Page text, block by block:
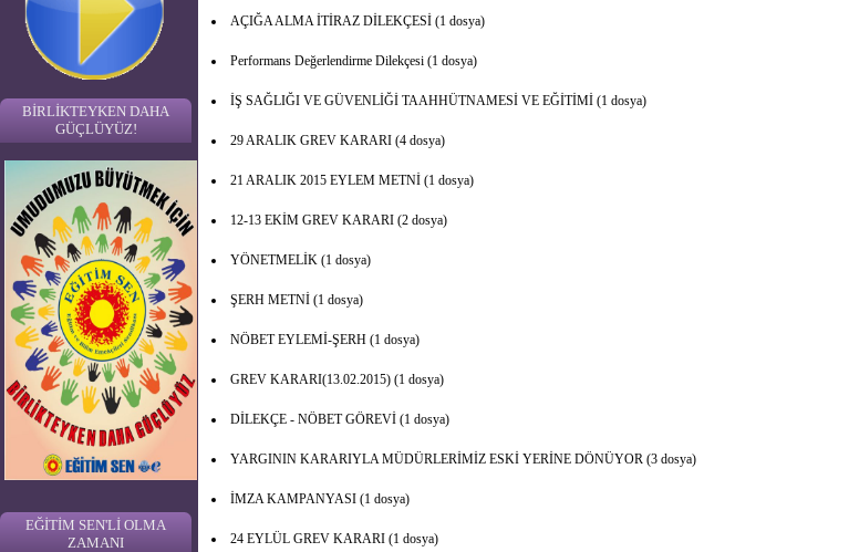
BİRLİKTEYKEN DAHA
GÜÇLÜYÜZ!
EĞİTİM SEN'Lİ OLMA
ZAMANI
AÇIĞA ALMA İTİRAZ DİLEKÇESİ (1 dosya)
Performans Değerlendirme Dilekçesi (1 dosya)
İŞ SAĞLIĞI VE GÜVENLİĞİ TAAHHÜTNAMESİ VE EĞİTİMİ (1 dosya)
29 ARALIK GREV KARARI (4 dosya)
21 ARALIK 2015 EYLEM METNİ (1 dosya)
12-13 EKİM GREV KARARI (2 dosya)
YÖNETMELİK (1 dosya)
ŞERH METNİ (1 dosya)
NÖBET EYLEMİ-ŞERH (1 dosya)
GREV KARARI(13.02.2015) (1 dosya)
DİLEKÇE - NÖBET GÖREVİ (1 dosya)
YARGININ KARARIYLA MÜDÜRLERİMİZ ESKİ YERİNE DÖNÜYOR (3 dosya)
İMZA KAMPANYASI (1 dosya)
24 EYLÜL GREV KARARI (1 dosya)